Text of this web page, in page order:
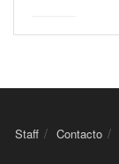
Staff Contacto